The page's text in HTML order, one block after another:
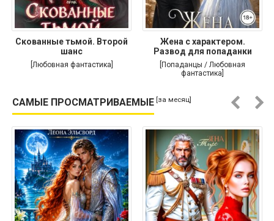
Скованные тьмой. Второй
шанс
[Любовная фантастика]
Жена с характером.
Развод для попаданки
[Попаданцы / Любовная
фантастика]
САМЫЕ ПРОСМАТРИВАЕМЫЕ [за месяц]